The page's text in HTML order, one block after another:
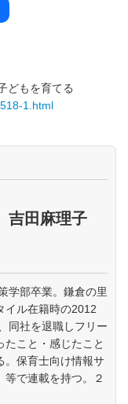
どもを育てる
1.html
田麻理子
学部卒業。鎌倉の里
イル在籍時の2012
同社を退職しフリー
こと・感じたこと
。保育士向け情報サ
で連載を持つ。２